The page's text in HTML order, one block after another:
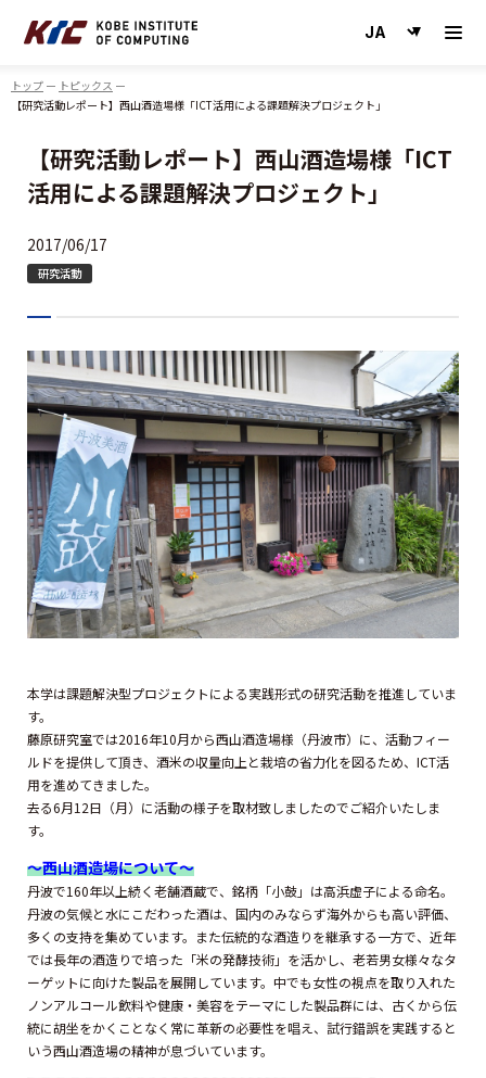
トップ
トピックス
【研究活動レポート】西山酒造場様「ICT活用による課題解決プロジェクト」
【研究活動レポート】西山酒造場様「ICT
活用による課題解決プロジェクト」
2017/06/17
研究活動
本学は課題解決型プロジェクトによる実践形式の研究活動を推進していま
す。
藤原研究室では2016年10月から西山酒造場様（丹波市）に、活動フィー
ルドを提供して頂き、酒米の収量向上と栽培の省力化を図るため、ICT活
用を進めてきました。
去る6月12日（月）に活動の様子を取材致しましたのでご紹介いたしま
す。
～西山酒造場について～
丹波で160年以上続く老舗酒蔵で、銘柄「小鼓」は高浜虚子による命名。
丹波の気候と水にこだわった酒は、国内のみならず海外からも高い評価、
多くの支持を集めています。また伝統的な酒造りを継承する一方で、近年
では長年の酒造りで培った「米の発酵技術」を活かし、老若男女様々なタ
ーゲットに向けた製品を展開しています。中でも女性の視点を取り入れた
ノンアルコール飲料や健康・美容をテーマにした製品群には、古くから伝
統に胡坐をかくことなく常に革新の必要性を唱え、試行錯誤を実践すると
いう西山酒造場の精神が息づいています。